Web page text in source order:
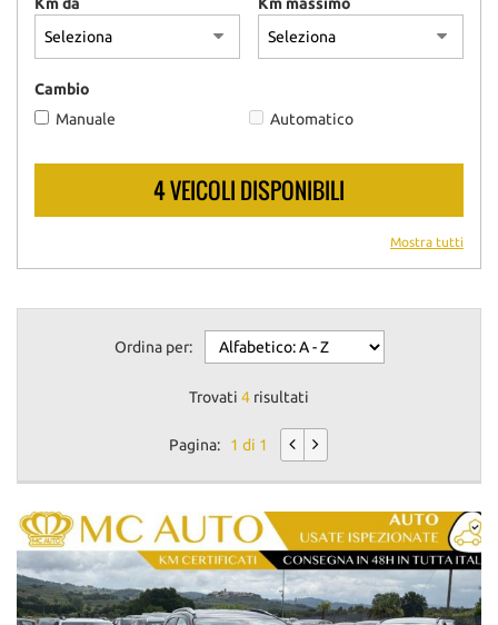
Cambio
Manuale
Automatico
4 VEICOLI DISPONIBILI
Mostra tutti
Ordina per:
Trovati 4 risultati
Pagina: 1 di 1